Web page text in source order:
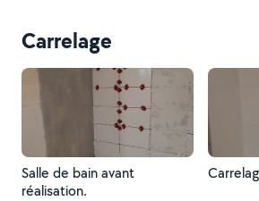
Carrelage
Salle de bain avant
réalisation.